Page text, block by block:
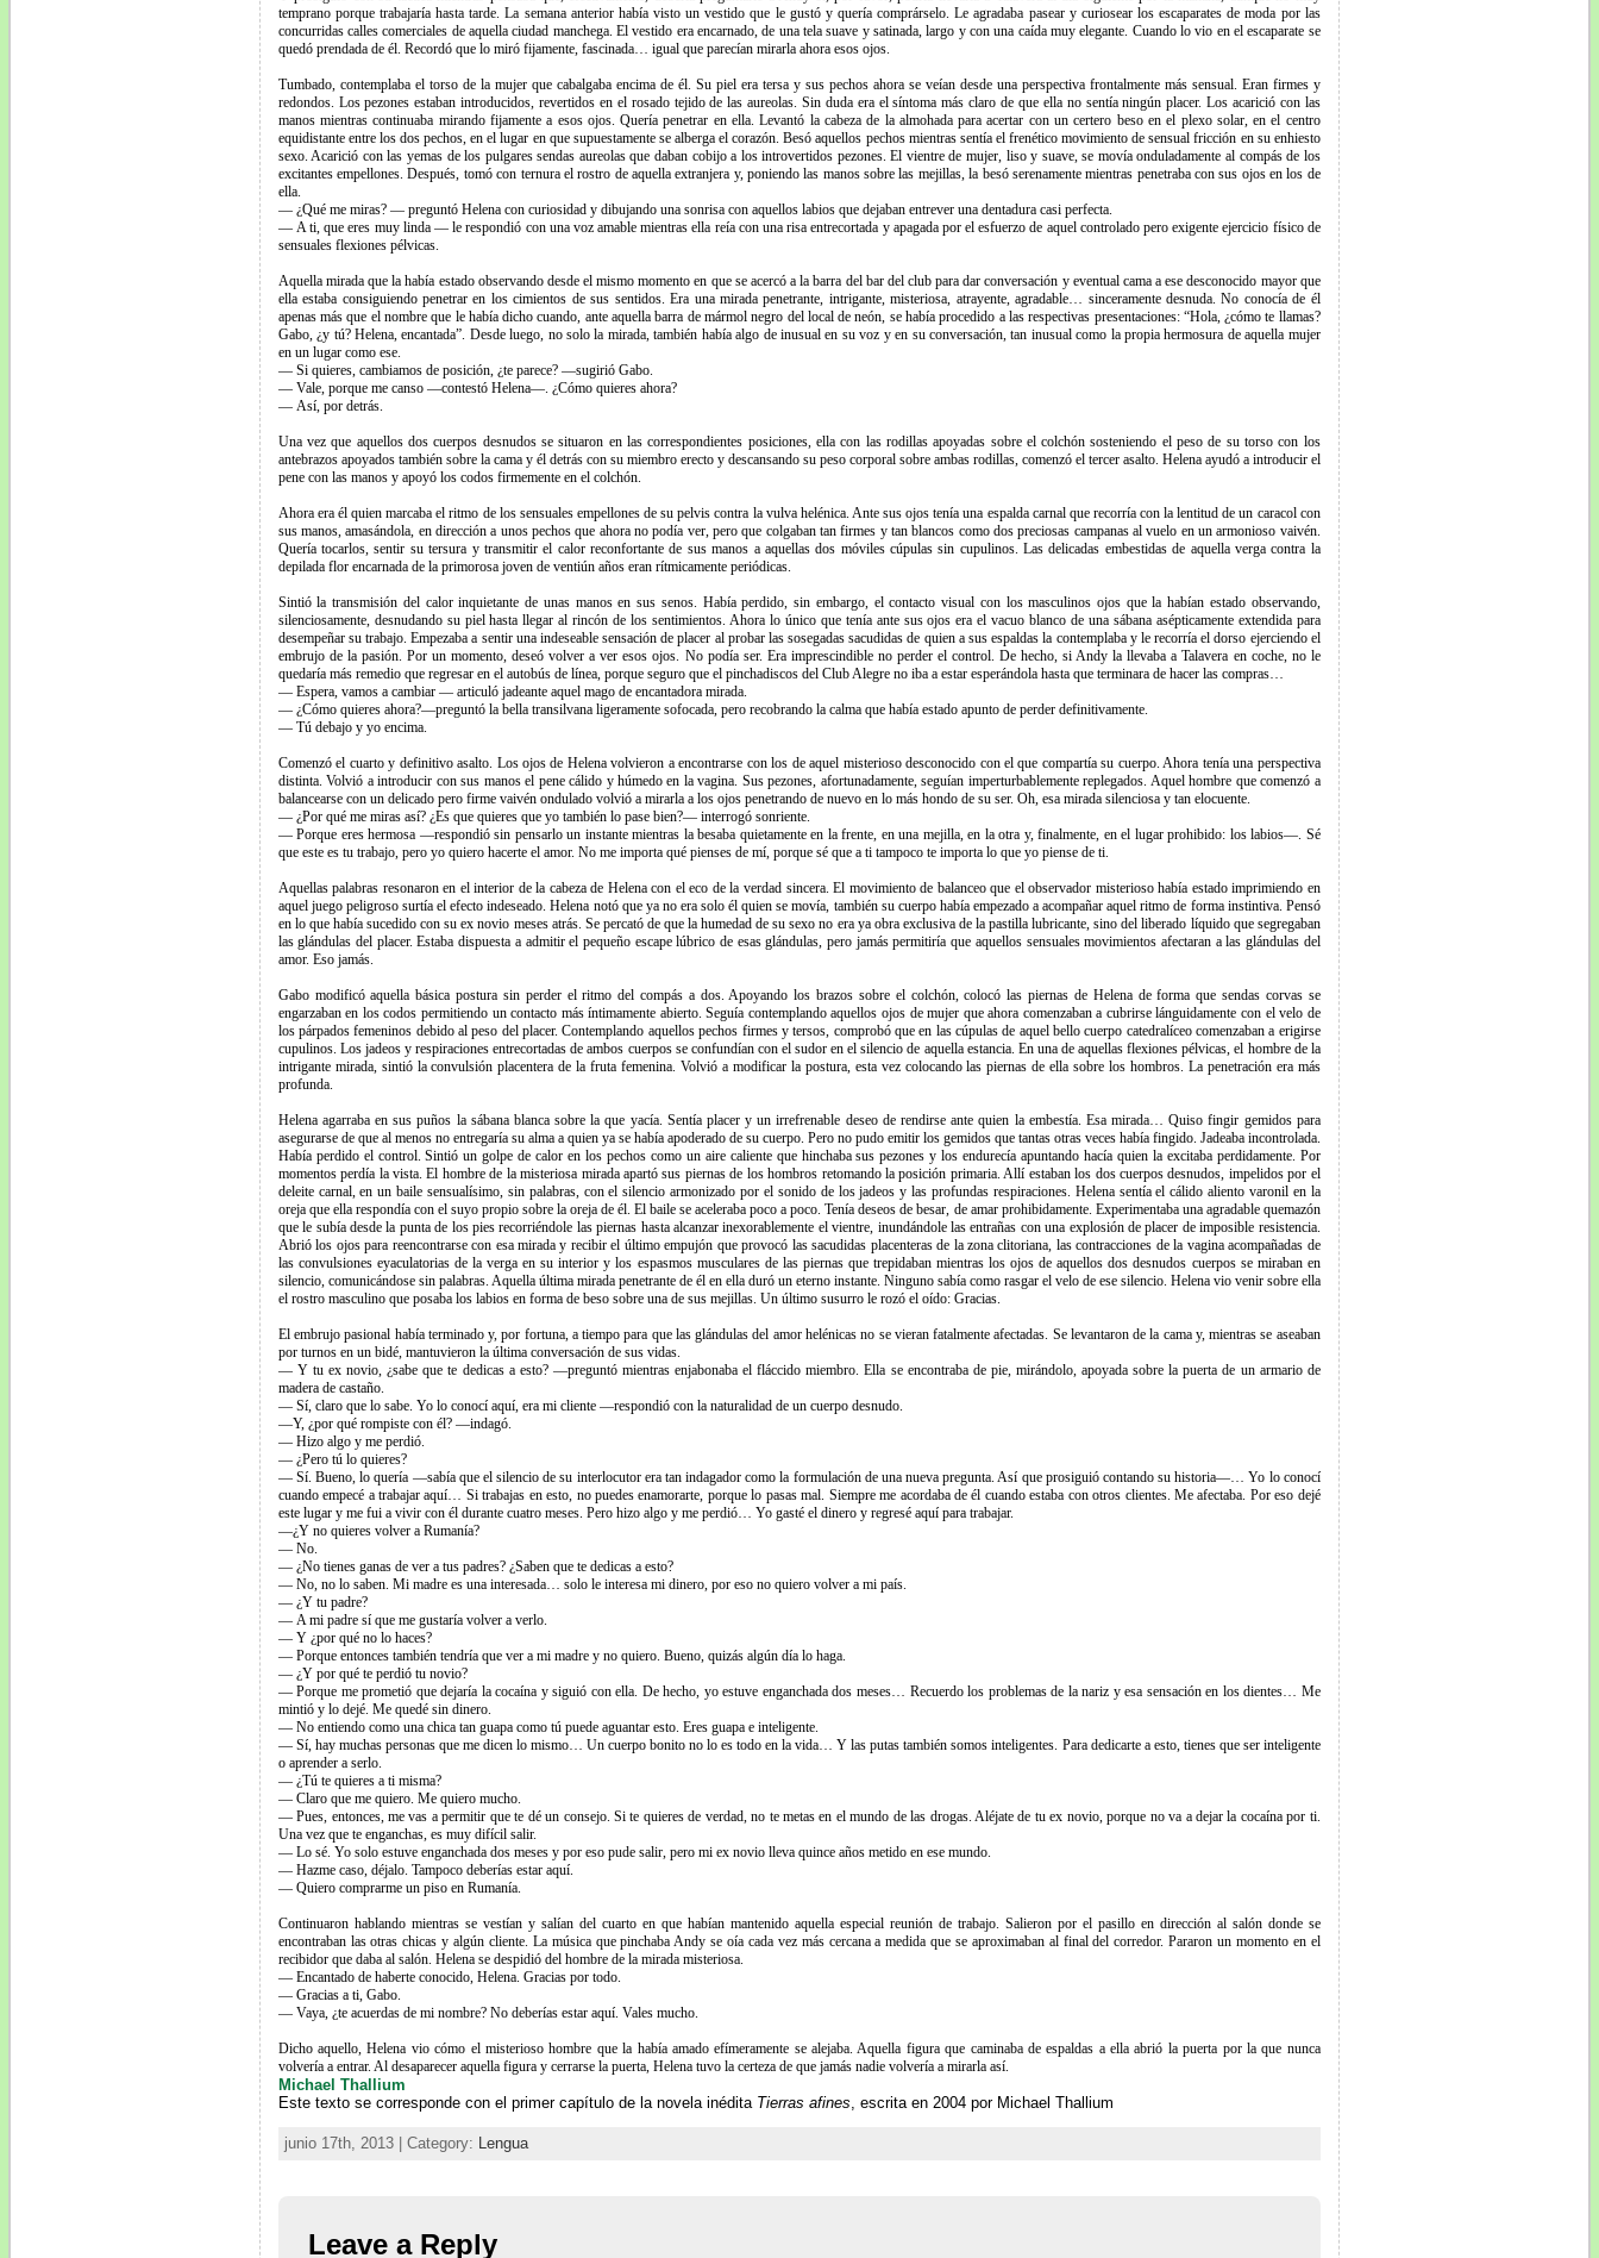
temprano porque trabajaría hasta tarde. La semana anterior había visto un vestido que le gustó y quería comprárselo. Le agradaba pasear y curiosear los escaparates de moda por las
concurridas calles comerciales de aquella ciudad manchega. El vestido era encarnado, de una tela suave y satinada, largo y con una caída muy elegante. Cuando lo vio en el escaparate se
quedó prendada de él. Recordó que lo miró fijamente, fascinada… igual que parecían mirarla ahora esos ojos.
Tumbado, contemplaba el torso de la mujer que cabalgaba encima de él. Su piel era tersa y sus pechos ahora se veían desde una perspectiva frontalmente más sensual. Eran firmes y
redondos. Los pezones estaban introducidos, revertidos en el rosado tejido de las aureolas. Sin duda era el síntoma más claro de que ella no sentía ningún placer. Los acarició con las
manos mientras continuaba mirando fijamente a esos ojos. Quería penetrar en ella. Levantó la cabeza de la almohada para acertar con un certero beso en el plexo solar, en el centro
equidistante entre los dos pechos, en el lugar en que supuestamente se alberga el corazón. Besó aquellos pechos mientras sentía el frenético movimiento de sensual fricción en su enhiesto
sexo. Acarició con las yemas de los pulgares sendas aureolas que daban cobijo a los introvertidos pezones. El vientre de mujer, liso y suave, se movía onduladamente al compás de los
excitantes empellones. Después, tomó con ternura el rostro de aquella extranjera y, poniendo las manos sobre las mejillas, la besó serenamente mientras penetraba con sus ojos en los de
ella.
— ¿Qué me miras? — preguntó Helena con curiosidad y dibujando una sonrisa con aquellos labios que dejaban entrever una dentadura casi perfecta.
— A ti, que eres muy linda — le respondió con una voz amable mientras ella reía con una risa entrecortada y apagada por el esfuerzo de aquel controlado pero exigente ejercicio físico de
sensuales flexiones pélvicas.
Aquella mirada que la había estado observando desde el mismo momento en que se acercó a la barra del bar del club para dar conversación y eventual cama a ese desconocido mayor que
ella estaba consiguiendo penetrar en los cimientos de sus sentidos. Era una mirada penetrante, intrigante, misteriosa, atrayente, agradable… sinceramente desnuda. No conocía de él
apenas más que el nombre que le había dicho cuando, ante aquella barra de mármol negro del local de neón, se había procedido a las respectivas presentaciones: “Hola, ¿cómo te llamas?
Gabo, ¿y tú? Helena, encantada”. Desde luego, no solo la mirada, también había algo de inusual en su voz y en su conversación, tan inusual como la propia hermosura de aquella mujer
en un lugar como ese.
— Si quieres, cambiamos de posición, ¿te parece? —sugirió Gabo.
— Vale, porque me canso —contestó Helena—. ¿Cómo quieres ahora?
— Así, por detrás.
Una vez que aquellos dos cuerpos desnudos se situaron en las correspondientes posiciones, ella con las rodillas apoyadas sobre el colchón sosteniendo el peso de su torso con los
antebrazos apoyados también sobre la cama y él detrás con su miembro erecto y descansando su peso corporal sobre ambas rodillas, comenzó el tercer asalto. Helena ayudó a introducir el
pene con las manos y apoyó los codos firmemente en el colchón.
Ahora era él quien marcaba el ritmo de los sensuales empellones de su pelvis contra la vulva helénica. Ante sus ojos tenía una espalda carnal que recorría con la lentitud de un caracol con
sus manos, amasándola, en dirección a unos pechos que ahora no podía ver, pero que colgaban tan firmes y tan blancos como dos preciosas campanas al vuelo en un armonioso vaivén.
Quería tocarlos, sentir su tersura y transmitir el calor reconfortante de sus manos a aquellas dos móviles cúpulas sin cupulinos. Las delicadas embestidas de aquella verga contra la
depilada flor encarnada de la primorosa joven de ventiún años eran rítmicamente periódicas.
Sintió la transmisión del calor inquietante de unas manos en sus senos. Había perdido, sin embargo, el contacto visual con los masculinos ojos que la habían estado observando,
silenciosamente, desnudando su piel hasta llegar al rincón de los sentimientos. Ahora lo único que tenía ante sus ojos era el vacuo blanco de una sábana asépticamente extendida para
desempeñar su trabajo. Empezaba a sentir una indeseable sensación de placer al probar las sosegadas sacudidas de quien a sus espaldas la contemplaba y le recorría el dorso ejerciendo el
embrujo de la pasión. Por un momento, deseó volver a ver esos ojos. No podía ser. Era imprescindible no perder el control. De hecho, si Andy la llevaba a Talavera en coche, no le
quedaría más remedio que regresar en el autobús de línea, porque seguro que el pinchadiscos del Club Alegre no iba a estar esperándola hasta que terminara de hacer las compras…
— Espera, vamos a cambiar — articuló jadeante aquel mago de encantadora mirada.
— ¿Cómo quieres ahora?—preguntó la bella transilvana ligeramente sofocada, pero recobrando la calma que había estado apunto de perder definitivamente.
— Tú debajo y yo encima.
Comenzó el cuarto y definitivo asalto. Los ojos de Helena volvieron a encontrarse con los de aquel misterioso desconocido con el que compartía su cuerpo. Ahora tenía una perspectiva
distinta. Volvió a introducir con sus manos el pene cálido y húmedo en la vagina. Sus pezones, afortunadamente, seguían imperturbablemente replegados. Aquel hombre que comenzó a
balancearse con un delicado pero firme vaivén ondulado volvió a mirarla a los ojos penetrando de nuevo en lo más hondo de su ser. Oh, esa mirada silenciosa y tan elocuente.
— ¿Por qué me miras así? ¿Es que quieres que yo también lo pase bien?— interrogó sonriente.
— Porque eres hermosa —respondió sin pensarlo un instante mientras la besaba quietamente en la frente, en una mejilla, en la otra y, finalmente, en el lugar prohibido: los labios—. Sé
que este es tu trabajo, pero yo quiero hacerte el amor. No me importa qué pienses de mí, porque sé que a ti tampoco te importa lo que yo piense de ti.
Aquellas palabras resonaron en el interior de la cabeza de Helena con el eco de la verdad sincera. El movimiento de balanceo que el observador misterioso había estado imprimiendo en
aquel juego peligroso surtía el efecto indeseado. Helena notó que ya no era solo él quien se movía, también su cuerpo había empezado a acompañar aquel ritmo de forma instintiva. Pensó
en lo que había sucedido con su ex novio meses atrás. Se percató de que la humedad de su sexo no era ya obra exclusiva de la pastilla lubricante, sino del liberado líquido que segregaban
las glándulas del placer. Estaba dispuesta a admitir el pequeño escape lúbrico de esas glándulas, pero jamás permitiría que aquellos sensuales movimientos afectaran a las glándulas del
amor. Eso jamás.
Gabo modificó aquella básica postura sin perder el ritmo del compás a dos. Apoyando los brazos sobre el colchón, colocó las piernas de Helena de forma que sendas corvas se
engarzaban en los codos permitiendo un contacto más íntimamente abierto. Seguía contemplando aquellos ojos de mujer que ahora comenzaban a cubrirse lánguidamente con el velo de
los párpados femeninos debido al peso del placer. Contemplando aquellos pechos firmes y tersos, comprobó que en las cúpulas de aquel bello cuerpo catedralíceo comenzaban a erigirse
cupulinos. Los jadeos y respiraciones entrecortadas de ambos cuerpos se confundían con el sudor en el silencio de aquella estancia. En una de aquellas flexiones pélvicas, el hombre de la
intrigante mirada, sintió la convulsión placentera de la fruta femenina. Volvió a modificar la postura, esta vez colocando las piernas de ella sobre los hombros. La penetración era más
profunda.
Helena agarraba en sus puños la sábana blanca sobre la que yacía. Sentía placer y un irrefrenable deseo de rendirse ante quien la embestía. Esa mirada… Quiso fingir gemidos para
asegurarse de que al menos no entregaría su alma a quien ya se había apoderado de su cuerpo. Pero no pudo emitir los gemidos que tantas otras veces había fingido. Jadeaba incontrolada.
Había perdido el control. Sintió un golpe de calor en los pechos como un aire caliente que hinchaba sus pezones y los endurecía apuntando hacía quien la excitaba perdidamente. Por
momentos perdía la vista. El hombre de la misteriosa mirada apartó sus piernas de los hombros retomando la posición primaria. Allí estaban los dos cuerpos desnudos, impelidos por el
deleite carnal, en un baile sensualísimo, sin palabras, con el silencio armonizado por el sonido de los jadeos y las profundas respiraciones. Helena sentía el cálido aliento varonil en la
oreja que ella respondía con el suyo propio sobre la oreja de él. El baile se aceleraba poco a poco. Tenía deseos de besar, de amar prohibidamente. Experimentaba una agradable quemazón
que le subía desde la punta de los pies recorriéndole las piernas hasta alcanzar inexorablemente el vientre, inundándole las entrañas con una explosión de placer de imposible resistencia.
Abrió los ojos para reencontrarse con esa mirada y recibir el último empujón que provocó las sacudidas placenteras de la zona clitoriana, las contracciones de la vagina acompañadas de
las convulsiones eyaculatorias de la verga en su interior y los espasmos musculares de las piernas que trepidaban mientras los ojos de aquellos dos desnudos cuerpos se miraban en
silencio, comunicándose sin palabras. Aquella última mirada penetrante de él en ella duró un eterno instante. Ninguno sabía como rasgar el velo de ese silencio. Helena vio venir sobre ella
el rostro masculino que posaba los labios en forma de beso sobre una de sus mejillas. Un último susurro le rozó el oído: Gracias.
El embrujo pasional había terminado y, por fortuna, a tiempo para que las glándulas del amor helénicas no se vieran fatalmente afectadas. Se levantaron de la cama y, mientras se aseaban
por turnos en un bidé, mantuvieron la última conversación de sus vidas.
— Y tu ex novio, ¿sabe que te dedicas a esto? —preguntó mientras enjabonaba el fláccido miembro. Ella se encontraba de pie, mirándolo, apoyada sobre la puerta de un armario de
madera de castaño.
— Sí, claro que lo sabe. Yo lo conocí aquí, era mi cliente —respondió con la naturalidad de un cuerpo desnudo.
—Y, ¿por qué rompiste con él? —indagó.
— Hizo algo y me perdió.
— ¿Pero tú lo quieres?
— Sí. Bueno, lo quería —sabía que el silencio de su interlocutor era tan indagador como la formulación de una nueva pregunta. Así que prosiguió contando su historia—… Yo lo conocí
cuando empecé a trabajar aquí… Si trabajas en esto, no puedes enamorarte, porque lo pasas mal. Siempre me acordaba de él cuando estaba con otros clientes. Me afectaba. Por eso dejé
este lugar y me fui a vivir con él durante cuatro meses. Pero hizo algo y me perdió… Yo gasté el dinero y regresé aquí para trabajar.
—¿Y no quieres volver a Rumanía?
— No.
— ¿No tienes ganas de ver a tus padres? ¿Saben que te dedicas a esto?
— No, no lo saben. Mi madre es una interesada… solo le interesa mi dinero, por eso no quiero volver a mi país.
— ¿Y tu padre?
— A mi padre sí que me gustaría volver a verlo.
— Y ¿por qué no lo haces?
— Porque entonces también tendría que ver a mi madre y no quiero. Bueno, quizás algún día lo haga.
— ¿Y por qué te perdió tu novio?
— Porque me prometió que dejaría la cocaína y siguió con ella. De hecho, yo estuve enganchada dos meses… Recuerdo los problemas de la nariz y esa sensación en los dientes… Me
mintió y lo dejé. Me quedé sin dinero.
— No entiendo como una chica tan guapa como tú puede aguantar esto. Eres guapa e inteligente.
— Sí, hay muchas personas que me dicen lo mismo… Un cuerpo bonito no lo es todo en la vida… Y las putas también somos inteligentes. Para dedicarte a esto, tienes que ser inteligente
o aprender a serlo.
— ¿Tú te quieres a ti misma?
— Claro que me quiero. Me quiero mucho.
— Pues, entonces, me vas a permitir que te dé un consejo. Si te quieres de verdad, no te metas en el mundo de las drogas. Aléjate de tu ex novio, porque no va a dejar la cocaína por ti.
Una vez que te enganchas, es muy difícil salir.
— Lo sé. Yo solo estuve enganchada dos meses y por eso pude salir, pero mi ex novio lleva quince años metido en ese mundo.
— Hazme caso, déjalo. Tampoco deberías estar aquí.
— Quiero comprarme un piso en Rumanía.
Continuaron hablando mientras se vestían y salían del cuarto en que habían mantenido aquella especial reunión de trabajo. Salieron por el pasillo en dirección al salón donde se
encontraban las otras chicas y algún cliente. La música que pinchaba Andy se oía cada vez más cercana a medida que se aproximaban al final del corredor. Pararon un momento en el
recibidor que daba al salón. Helena se despidió del hombre de la mirada misteriosa.
— Encantado de haberte conocido, Helena. Gracias por todo.
— Gracias a ti, Gabo.
— Vaya, ¿te acuerdas de mi nombre? No deberías estar aquí. Vales mucho.
Dicho aquello, Helena vio cómo el misterioso hombre que la había amado efímeramente se alejaba. Aquella figura que caminaba de espaldas a ella abrió la puerta por la que nunca
volvería a entrar. Al desaparecer aquella figura y cerrarse la puerta, Helena tuvo la certeza de que jamás nadie volvería a mirarla así.
Michael Thallium
Este texto se corresponde con el primer capítulo de la novela inédita Tierras afines, escrita en 2004 por Michael Thallium
junio 17th, 2013 | Category: Lengua
Leave a Reply